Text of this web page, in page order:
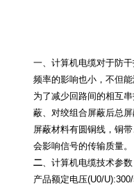
一、计算机电缆对于防
频率的影响也小，不但
为了减少回路间的相互
蔽、对绞组合屏蔽后总
屏蔽材料有圆铜线，铜
会影响信号的传输质量。
二、计算机电缆技术参数
产品额定电压(U0/